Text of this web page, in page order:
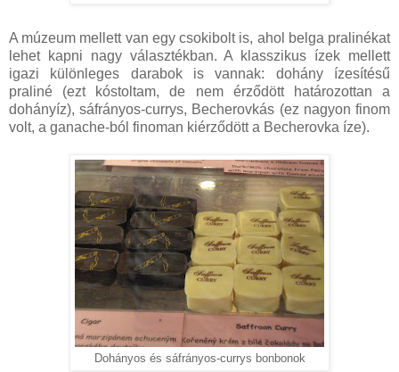
A múzeum mellett van egy csokibolt is, ahol belga pralinékat
lehet kapni nagy választékban. A klasszikus ízek mellett
igazi különleges darabok is vannak: dohány ízesítésű
praliné (ezt kóstoltam, de nem érződött határozottan a
dohányíz), sáfrányos-currys, Becherovkás (ez nagyon finom
volt, a ganache-ból finoman kiérződött a Becherovka íze).
Dohányos és sáfrányos-currys bonbonok